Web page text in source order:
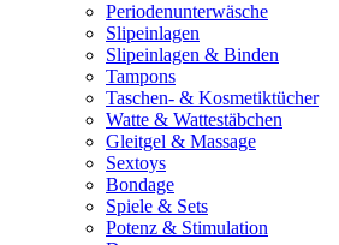
Periodenunterwäsche
Slipeinlagen
Slipeinlagen & Binden
Tampons
Taschen- & Kosmetiktücher
Watte & Wattestäbchen
Gleitgel & Massage
Sextoys
Bondage
Spiele & Sets
Potenz & Stimulation